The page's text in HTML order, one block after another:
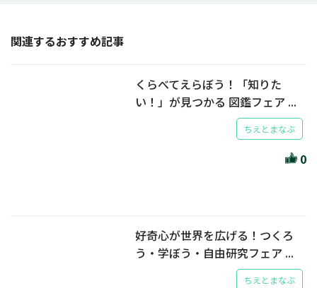
関連するおすすめ記事
くらべてえらぼう！「知りた
い！」が見つかる 図鑑フェア ...
ちえとまなぶ
0
好奇心が世界を広げる！つくろ
う・学ぼう・自由研究フェア ...
ちえとまなぶ